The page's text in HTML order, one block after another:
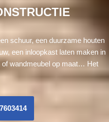
schuur, een duurzame houten
een inloopkast laten maken in
wandmeubel op maat… Het